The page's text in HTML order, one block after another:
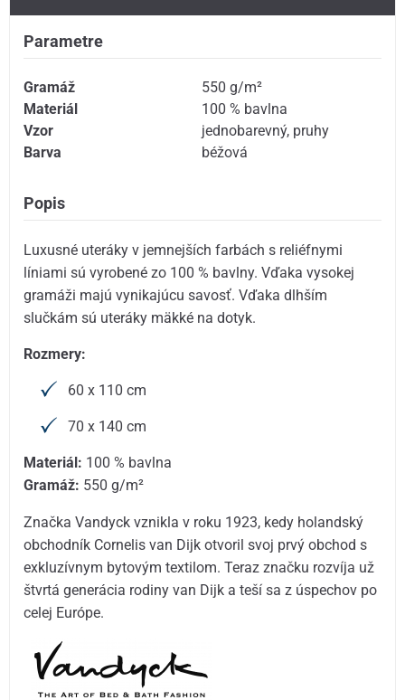
Parametre
Gramáž
550 g/m²
Materiál
100 % bavlna
Vzor
jednobarevný, pruhy
Barva
béžová
Popis
Luxusné uteráky v jemnejších farbách s reliéfnymi
líniami sú vyrobené zo 100 % bavlny. Vďaka vysokej
gramáži majú vynikajúcu savosť. Vďaka dlhším
slučkám sú uteráky mäkké na dotyk.
Rozmery:
60 x 110 cm
70 x 140 cm
Materiál: 100 % bavlna
Gramáž: 550 g/m²
Značka Vandyck vznikla v roku 1923, kedy holandský
obchodník Cornelis van Dijk otvoril svoj prvý obchod s
exkluzívnym bytovým textilom. Teraz značku rozvíja už
štvrtá generácia rodiny van Dijk a teší sa z úspechov po
celej Európe.